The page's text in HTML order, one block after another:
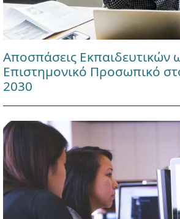
Αποσπάσεις Εκπαιδευτικών
Επιστημονικό Προσωπικό
2030